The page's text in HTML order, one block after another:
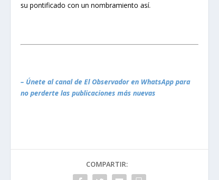
su pontificado con un nombramiento así.
– Únete al canal de El Observador en WhatsApp para
no perderte las publicaciones más nuevas
COMPARTIR: